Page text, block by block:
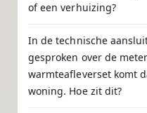
of een verhuizing?
In de technische
gesproken over de
warmteafleverset komt
woning. Hoe zit dit?